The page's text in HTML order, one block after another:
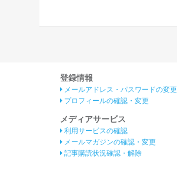
登録情報
メールアドレス・パスワードの変更
プロフィールの確認・変更
メディアサービス
利用サービスの確認
メールマガジンの確認・変更
記事購読状況確認・解除